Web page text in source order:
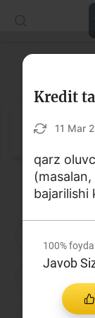
Maqolalar
O‘quv
Moliyaviy
Loyihalar
Kredit
11 Mar
qarz
bajarilishi
100%
Javob